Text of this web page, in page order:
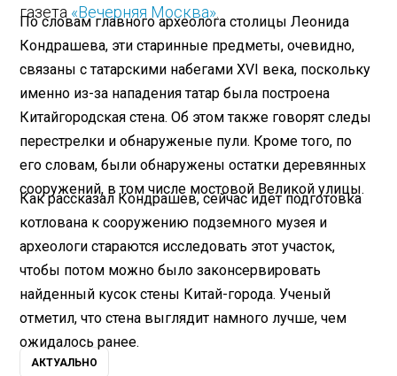
газета «Вечерняя Москва»
По словам главного археолога столицы Леонида
Кондрашева, эти старинные предметы, очевидно,
связаны с татарскими набегами XVI века, поскольку
именно из-за нападения татар была построена
Китайгородская стена. Об этом также говорят следы
перестрелки и обнаруженые пули. Кроме того, по
его словам, были обнаружены остатки деревянных
сооружений, в том числе мостовой Великой улицы.
Как рассказал Кондрашев, сейчас идет подготовка
котлована к сооружению подземного музея и
археологи стараются исследовать этот участок,
чтобы потом можно было законсервировать
найденный кусок стены Китай-города. Ученый
отметил, что стена выглядит намного лучше, чем
ожидалось ранее.
АКТУАЛЬНО